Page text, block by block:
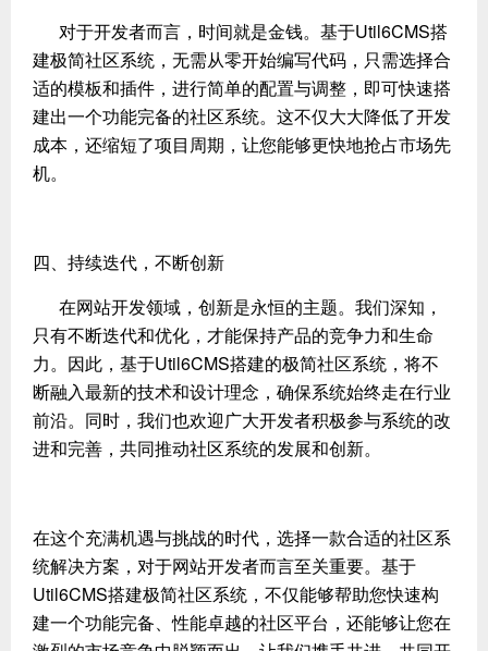
对于开发者而言，时间就是金钱。基于Util6CMS搭
建极简社区系统，无需从零开始编写代码，只需选择合
适的模板和插件，进行简单的配置与调整，即可快速搭
建出一个功能完备的社区系统。这不仅大大降低了开发
成本，还缩短了项目周期，让您能够更快地抢占市场先
机。
四、持续迭代，不断创新
在网站开发领域，创新是永恒的主题。我们深知，
只有不断迭代和优化，才能保持产品的竞争力和生命
力。因此，基于Util6CMS搭建的极简社区系统，将不
断融入最新的技术和设计理念，确保系统始终走在行业
前沿。同时，我们也欢迎广大开发者积极参与系统的改
进和完善，共同推动社区系统的发展和创新。
在这个充满机遇与挑战的时代，选择一款合适的社区系
统解决方案，对于网站开发者而言至关重要。基于
Util6CMS搭建极简社区系统，不仅能够帮助您快速构
建一个功能完备、性能卓越的社区平台，还能够让您在